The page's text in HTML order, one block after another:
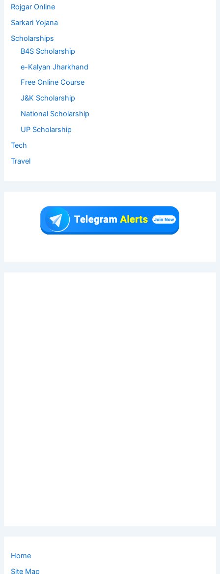
Rojgar Online
Sarkari Yojana
Scholarships
B4S Scholarship
e-Kalyan Jharkhand
Free Online Course
J&K Scholarship
National Scholarship
UP Scholarship
Tech
Travel
Home
Site Map